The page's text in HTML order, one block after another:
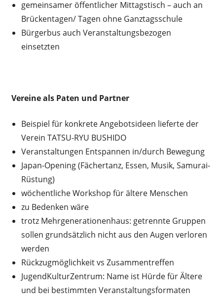
gemeinsamer öffentlicher Mittagstisch – auch an
Brückentagen/ Tagen ohne Ganztagsschule
Bürgerbus auch Veranstaltungsbezogen
einsetzten
Vereine als Paten und Partner
Beispiel für konkrete Angebotsideen lieferte der
Verein TATSU-RYU BUSHIDO
Veranstaltungen Entspannen in/durch Bewegung
Japan-Opening (Fächertanz, Essen, Musik, Samurai-
Rüstung)
wöchentliche Workshop für ältere Menschen
zu Bedenken wäre
trotz Mehrgenerationenhaus: getrennte Gruppen
sollen grundsätzlich nicht aus den Augen verloren
werden
Rückzugmöglichkeit vs Zusammentreffen
JugendKulturZentrum: Name ist Hürde für Ältere
und bei bestimmten Veranstaltungsformaten